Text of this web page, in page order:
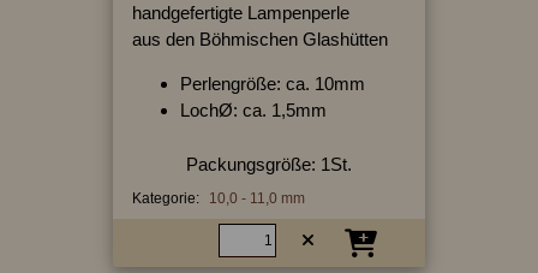
handgefertigte Lampenperle
aus den Böhmischen Glashütten
Perlengröße: ca. 10mm
LochØ: ca. 1,5mm
Packungsgröße: 1St.
Kategorie: 10,0 - 11,0 mm